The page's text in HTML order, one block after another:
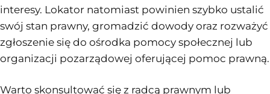
interesy. Lokator natomiast powinien szybko ustalić
swój stan prawny, gromadzić dowody oraz rozważyć
zgłoszenie się do ośrodka pomocy społecznej lub
organizacji pozarządowej oferującej pomoc prawną.
Warto skonsultować się z radcą prawnym lub